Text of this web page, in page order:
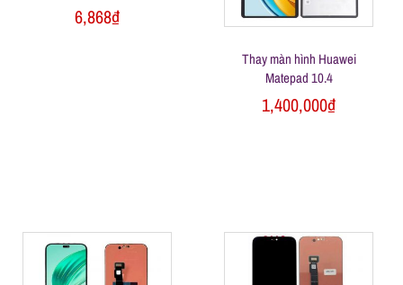
i
6,868₫
Thay màn hình Huawei
Matepad 10.4
1,400,000₫